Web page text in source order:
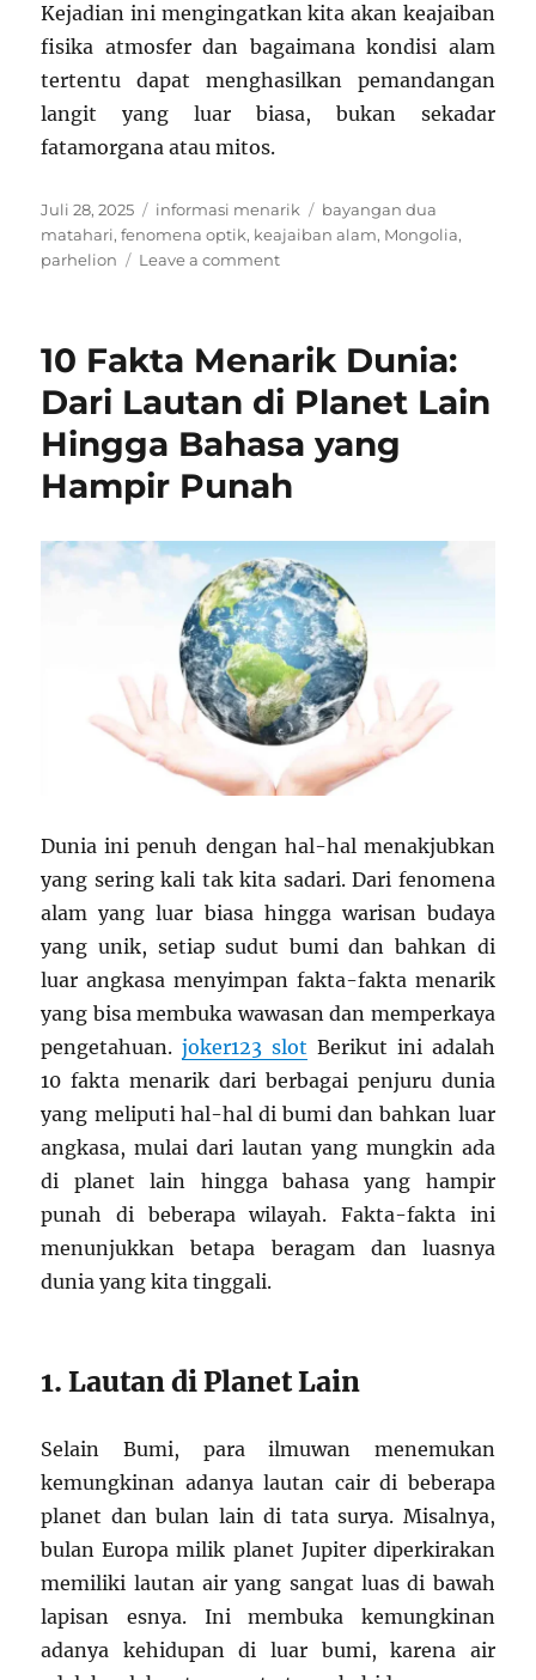
Kejadian ini mengingatkan kita akan keajaiban
fisika atmosfer dan bagaimana kondisi alam
tertentu dapat menghasilkan pemandangan
langit yang luar biasa, bukan sekadar
fatamorgana atau mitos.
Posted
on
Juli 28, 2025 Categories
informasi menarik Tags
bayangan dua
matahari,fenomena optik, keajaiban alam, Mongolia,
parhelion
Leave a commenton
Matahari
di
Mongolia:
Fakta
atau
Fatamorgana?
10 Fakta Menarik Dunia:
Dari Lautan di Planet Lain
Hingga Bahasa yang
Hampir Punah
Dunia ini penuh dengan hal-hal menakjubkan
yang sering kali tak kita sadari. Dari fenomena
alam yang luar biasa hingga warisan budaya
yang unik, setiap sudut bumi dan bahkan di
luar angkasa menyimpan fakta-fakta menarik
yang bisa membuka wawasan dan memperkaya
pengetahuan.joker123 slot Berikut ini adalah
10 fakta menarik dari berbagai penjuru dunia
yang meliputi hal-hal di bumi dan bahkan luar
angkasa, mulai dari lautan yang mungkin ada
di planet lain hingga bahasa yang hampir
punah di beberapa wilayah. Fakta-fakta ini
menunjukkan betapa beragam dan luasnya
dunia yang kita tinggali.
1. Lautan di Planet Lain
Selain Bumi, para ilmuwan menemukan
kemungkinan adanya lautan cair di beberapa
planet dan bulan lain di tata surya. Misalnya,
bulan Europa milik planet Jupiter diperkirakan
memiliki lautan air yang sangat luas di bawah
lapisan esnya. Ini membuka kemungkinan
adanya kehidupan di luar bumi, karena air